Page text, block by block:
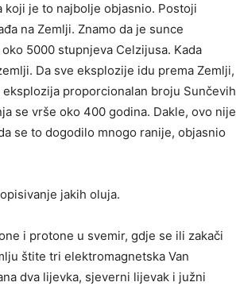
koji je to najbolje objasnio. Postoji
na Zemlji. Znamo da je sunce
5000 stupnjeva Celzijusa. Kada
Da sve eksplozije idu prema Zemlji,
proporcionalan broju Sunčevih
se vrše oko 400 godina. Dakle, ovo nije
se to dogodilo mnogo ranije, objasnio
jakih oluja.
i protone u svemir, gdje se ili zakači
štite tri elektromagnetska Van
dva lijevka, sjeverni lijevak i južni